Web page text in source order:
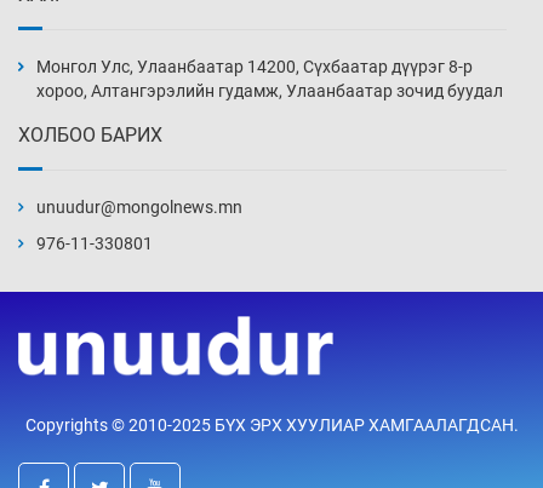
21 цаг 7 мин
21 цаг 37 мин
22 цаг 7 мин
үйлчилж буй гэв
22 цаг 37 мин
Монгол Улс, Улаанбаатар 14200, Сүхбаатар дүүрэг 8-р
хороо, Алтангэрэлийн гудамж, Улаанбаатар зочид буудал
ХОЛБОО БАРИХ
unuudur@mongolnews.mn
976-11-330801
Copyrights © 2010-2025 БҮХ ЭРХ ХУУЛИАР ХАМГААЛАГДСАН.